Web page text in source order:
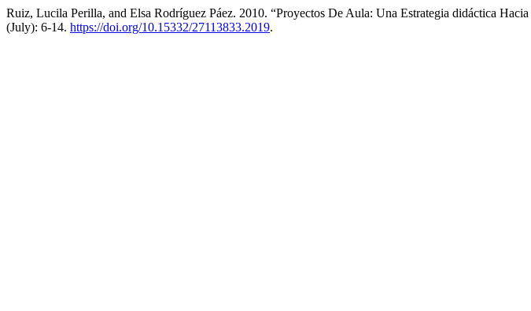
Ruiz, Lucila Perilla, and Elsa Rodríguez Páez. 2010. “Proyectos De Aula: Una Estrategia didáctica
(July): 6-14. https://doi.org/10.15332/27113833.2019.